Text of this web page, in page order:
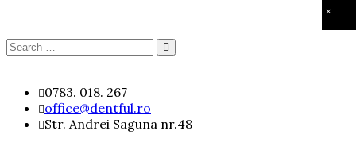
×
Search
content
0783. 018. 267
office@dentful.ro
Str. Andrei Saguna nr.48